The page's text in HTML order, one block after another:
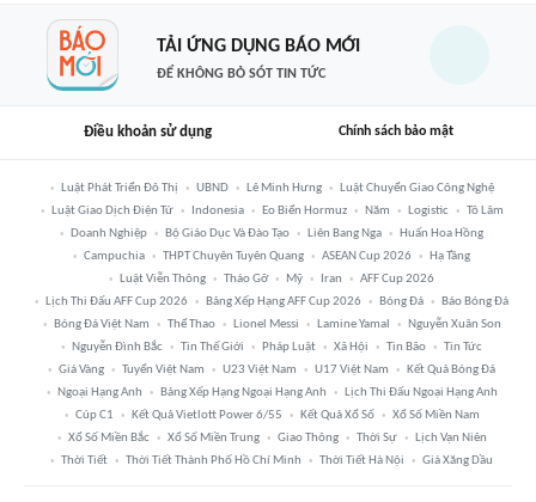
TẢI ỨNG DỤNG BÁO MỚI
ĐỂ KHÔNG BỎ SÓT TIN TỨC
Điều khoản sử dụng Chính sách bảo mật
Luật Phát Triển Đô Thị UBND Lê Minh Hưng
Luật Chuyển Giao Công Nghệ
Luật Giao Dịch Điện Tử
Indonesia Eo Biển Hormuz Năm Logistic
Tô Lâm
Doanh Nghiệp
Bộ Giáo Dục Và Đào Tạo Liên Bang Nga
Huấn Hoa Hồng
Campuchia
THPT Chuyên Tuyên Quang ASEAN Cup 2026
Hạ Tầng
Luật Viễn Thông
Tháo Gỡ Mỹ Iran
AFF Cup 2026
Lịch Thi Đấu AFF Cup 2026
Bảng Xếp Hạng AFF Cup 2026 Bóng Đá
Báo Bóng Đá
Bóng Đá Việt Nam
Thể Thao Lionel Messi Lamine Yamal
Nguyễn Xuân Son
Nguyễn Đình Bắc
Tin Thế Giới Pháp Luật Xã Hội Tin Bão
Tin Tức
Giá Vàng
Tuyển Việt Nam U23 Việt Nam U17 Việt Nam
Kết Quả Bóng Đá
Ngoại Hạng Anh
Bảng Xếp Hạng Ngoại Hạng Anh
Lịch Thi Đấu Ngoại Hạng Anh
Cúp C1
Kết Quả Vietlott Power 6/55 Kết Quả Xổ Số
Xổ Số Miền Nam
Xổ Số Miền Bắc
Xổ Số Miền Trung Giao Thông Thời Sự
Lịch Vạn Niên
Thời Tiết
Thời Tiết Thành Phố Hồ Chí Minh Thời Tiết Hà Nội Giá Xăng Dầu